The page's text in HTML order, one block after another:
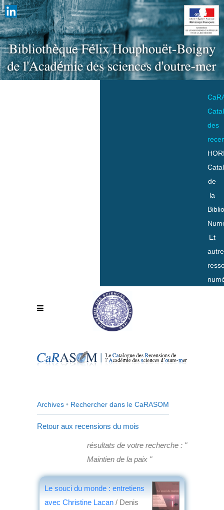
des
de
la
Et
Archives • Rechercher dans le CaRASOM
Retour aux recensions du mois
résultats de votre recherche : "
Maintien de la paix "
Le souci du monde : entretiens
avec Christine Lacan / Denis